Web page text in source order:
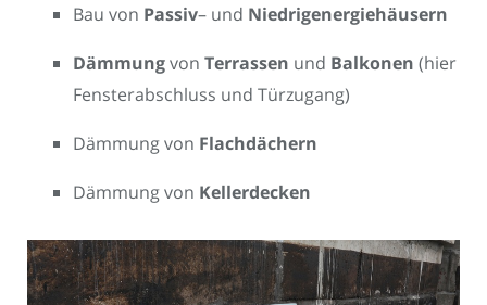
Bau von Passiv– und Niedrigenergiehäusern
Dämmungvon Terrassen und Balkonen (hier
Fensterabschluss und Türzugang)
Dämmung von Flachdächern
Dämmung von Kellerdecken